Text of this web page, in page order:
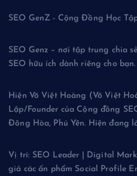
SEO GenZ - Cộng Đồng Học
SEO Genz – nơi tập trung chia
SEO hữu ích dành riêng cho bạn.
Hiện Võ Việt Hoàng (Võ Việt
Lập/Founder của Cộng đồng
Đông Hòa, Phú Yên. Hiện đang
Vị trí: SEO Leader | Digital
giả các ấn phẩm Social Profile